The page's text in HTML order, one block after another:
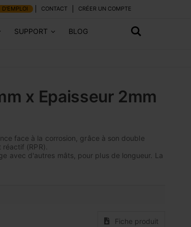
D'EMPLOI CONTACT CRÉER UN COMPTE
SUPPORT BLOG
x Epaisseur 2mm
face à la corrosion, grâce à son double
(RPR).
avec d'autres mâts, pour plus de longueur. La
Fiche produit